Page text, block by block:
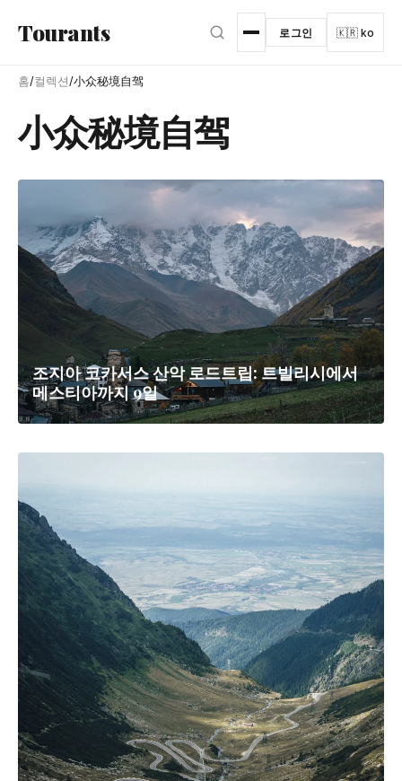
Tourants 로그인 🇰🇷 ko
홈/컬렉션/小众秘境自驾
小众秘境自驾
조지아 코카서스 산악 로드트립: 트빌리시에서
메스티아까지 9일